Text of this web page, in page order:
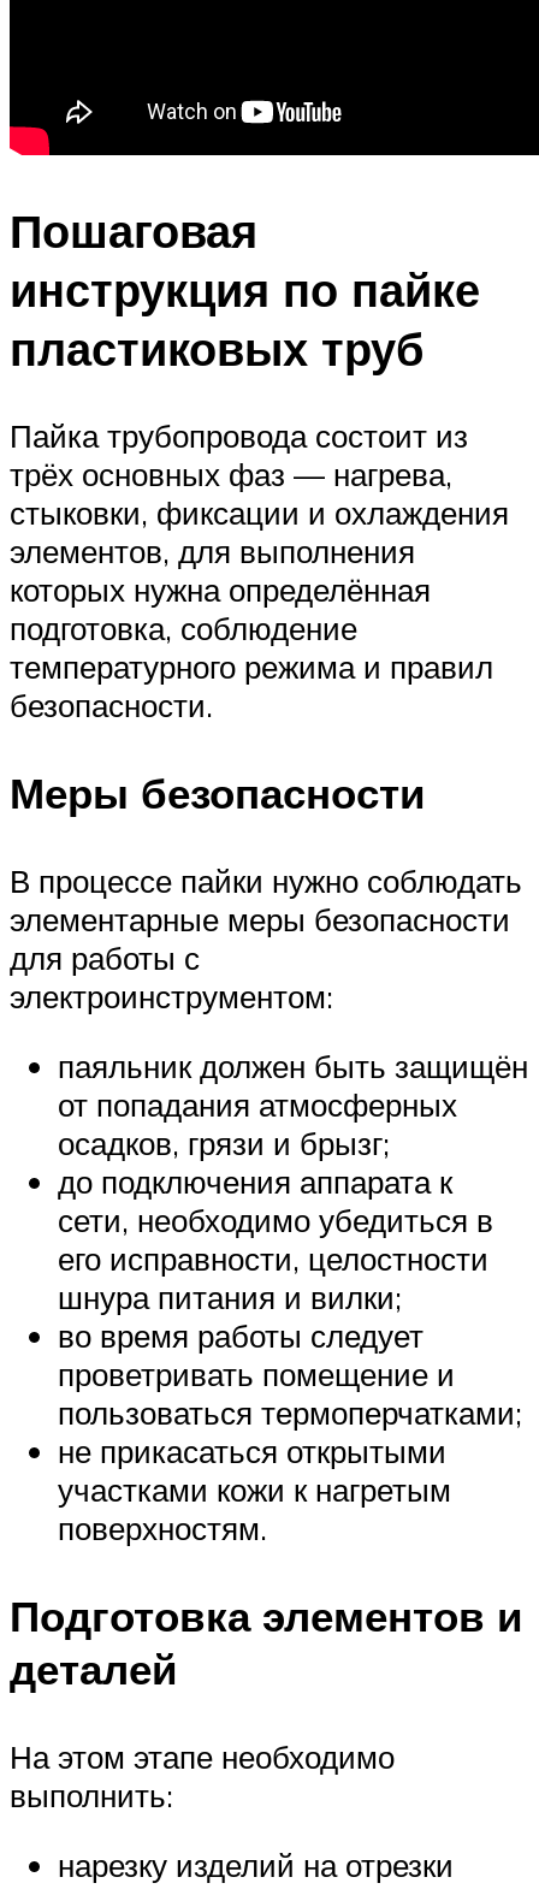
Пошаговая
инструкция по пайке
пластиковых труб
Пайка трубопровода состоит из
трёх основных фаз — нагрева,
стыковки, фиксации и охлаждения
элементов, для выполнения
которых нужна определённая
подготовка, соблюдение
температурного режима и правил
безопасности.
Меры безопасности
В процессе пайки нужно соблюдать
элементарные меры безопасности
для работы с
электроинструментом:
паяльник должен быть защищён
от попадания атмосферных
осадков, грязи и брызг;
до подключения аппарата к
сети, необходимо убедиться в
его исправности, целостности
шнура питания и вилки;
во время работы следует
проветривать помещение и
пользоваться термоперчатками;
не прикасаться открытыми
участками кожи к нагретым
поверхностям.
Подготовка элементов и
деталей
На этом этапе необходимо
выполнить:
нарезку изделий на отрезки